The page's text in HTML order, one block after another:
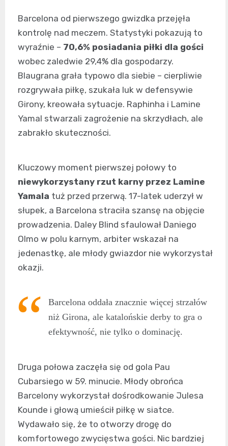
Barcelona od pierwszego gwizdka przejęła
kontrolę nad meczem. Statystyki pokazują to
wyraźnie – 70,6% posiadania piłki dla gości
wobec zaledwie 29,4% dla gospodarzy.
Blaugrana grała typowo dla siebie – cierpliwie
rozgrywała piłkę, szukała luk w defensywie
Girony, kreowała sytuacje. Raphinha i Lamine
Yamal stwarzali zagrożenie na skrzydłach, ale
zabrakło skuteczności.
Kluczowy moment pierwszej połowy to
niewykorzystany rzut karny przez Lamine
Yamala tuż przed przerwą. 17-latek uderzył w
słupek, a Barcelona straciła szansę na objęcie
prowadzenia. Daley Blind sfaulował Daniego
Olmo w polu karnym, arbiter wskazał na
jedenastkę, ale młody gwiazdor nie wykorzystał
okazji.
Barcelona oddała znacznie więcej strzałów
niż Girona, ale katalońskie derby to gra o
efektywność, nie tylko o dominację.
Druga połowa zaczęła się od gola Pau
Cubarsiego w 59. minucie. Młody obrońca
Barcelony wykorzystał dośrodkowanie Julesa
Kounde i głową umieścił piłkę w siatce.
Wydawało się, że to otworzy drogę do
komfortowego zwycięstwa gości. Nic bardziej